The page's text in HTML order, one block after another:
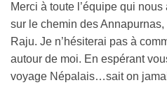
Merci à toute l’équipe qui
sur le chemin des
Raju. Je n’hésiterai pas à
autour de moi. En espérant
voyage Népalais…sait on